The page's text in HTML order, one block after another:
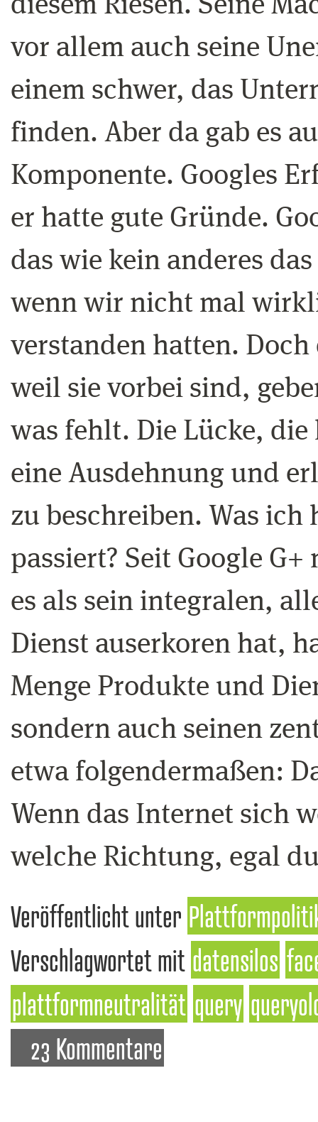
diesem Riesen. Seine
vor allem auch seine
einem schwer, das
finden. Aber da gab es
Komponente. Googles
er hatte gute Gründe.
das wie kein anderes
wenn wir nicht mal
verstanden hatten.
weil sie vorbei sind,
was fehlt. Die Lücke,
eine Ausdehnung und
zu beschreiben. Was
passiert? Seit Google
es als sein integralen,
Dienst auserkoren hat,
Menge Produkte und
sondern auch seinen
etwa folgendermaßen:
Wenn das Internet sich
welche Richtung, egal
Veröffentlicht unter
Verschlagwortet mit datensilos
plattformneutralität query
23 Kommentare